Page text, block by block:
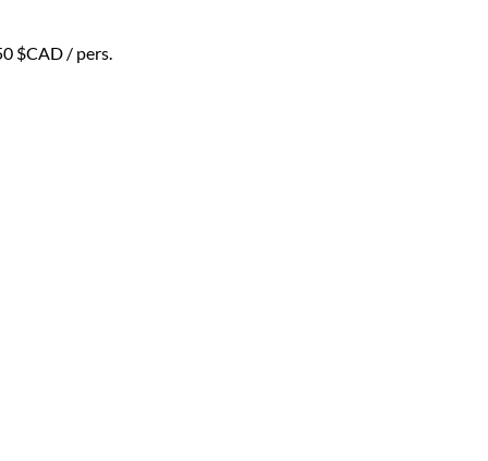
$CAD / pers.